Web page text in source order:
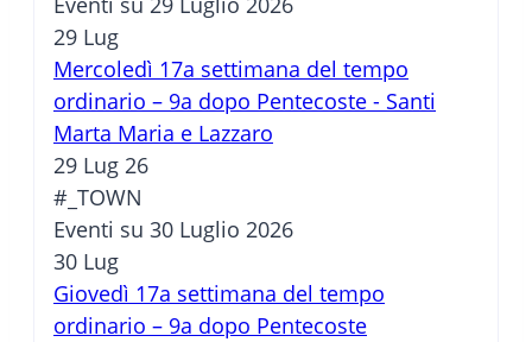
29 Lug
Mercoledì 17a settimana del tempo
ordinario – 9a dopo Pentecoste - Santi
Marta Maria e Lazzaro
29 Lug 26
#_TOWN
Eventi su 30 Luglio 2026
30 Lug
Giovedì 17a settimana del tempo
ordinario – 9a dopo Pentecoste